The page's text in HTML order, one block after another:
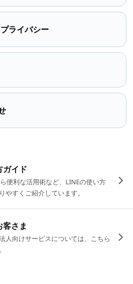
ライバシー
ガイド
便利な活用術など、LINEの使い方
やすくご紹介しています。
客さま
人向けサービスについては、こちら